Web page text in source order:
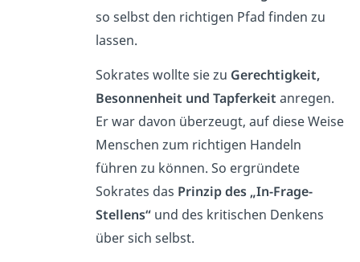
so selbst den richtigen Pfad finden zu
lassen.
Sokrates wollte sie zu Gerechtigkeit,
Besonnenheit und Tapferkeit anregen.
Er war davon überzeugt, auf diese Weise
Menschen zum richtigen Handeln
führen zu können. So ergründete
Sokrates das Prinzip des „In-Frage-
Stellens“und des kritischen Denkens
über sich selbst.